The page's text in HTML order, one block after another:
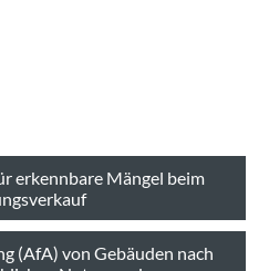
erkennbare Mängel beim
(AfA) von Gebäuden nach